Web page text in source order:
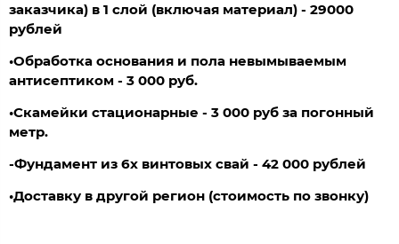
заказчика) в 1 слой (включая материал) - 29000
рублей
•Обработка основания и пола невымываемым
антисептиком - 3 000 руб.
•Скамейки стационарные - 3 000 руб за погонный
метр.
-Фундамент из 6х винтовых свай - 42 000 рублей
•Доставку в другой регион (стоимость по звонку)